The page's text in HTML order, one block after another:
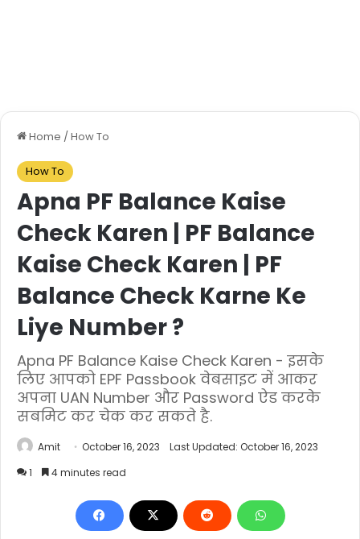
Home / How To
How To
Apna PF Balance Kaise
Check Karen | PF Balance
Kaise Check Karen | PF
Balance Check Karne Ke
Liye Number ?
Apna PF Balance Kaise Check Karen - इसके
लिए आपको EPF Passbook वेबसाइट में आकर
अपना UAN Number और Password ऐड करके
सबमिट कर चेक कर सकते है.
Amit October 16, 2023
Last Updated: October 16, 2023
1
4 minutes read